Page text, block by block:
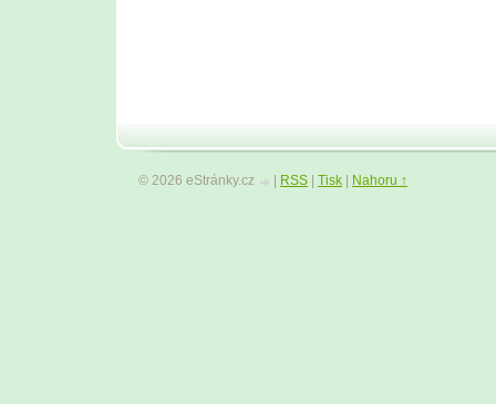
© 2026 eStránky.cz RSS Tisk Nahoru ↑